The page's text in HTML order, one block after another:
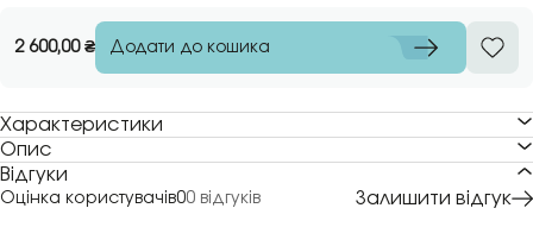
2 600,00₴ Додати до кошика
Характеристики
Опис
Відгуки
Оцінка користувачів00 відгуків Залишити відгук